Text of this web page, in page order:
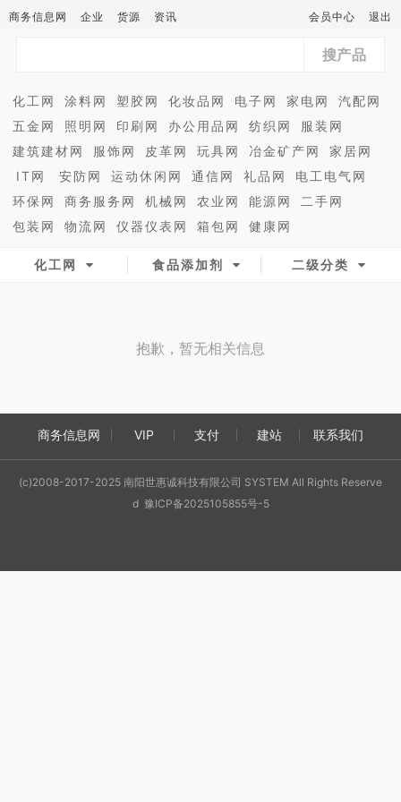
商务信息网 企业 货源 资讯 会员中心 退出
搜产品
化工网 涂料网 塑胶网 化妆品网 电子网 家电网
汽配网
五金网
照明网 印刷网 办公用品网 纺织网
服装网
建筑建材网
服饰网 皮革网 玩具网 冶金矿产网
家居网
IT网
安防网 运动休闲网 通信网 礼品网
电工电气网
环保网
商务服务网 机械网 农业网 能源网
二手网
包装网
物流网 仪器仪表网 箱包网 健康网
化工网 食品添加剂 二级分类
抱歉，暂无相关信息
商务信息网 VIP 支付 建站 联系我们
(c)2008-2017-2025 南阳世惠诚科技有限公司 SYSTEM All Rights Reserve
d 豫ICP备2025105855号-5